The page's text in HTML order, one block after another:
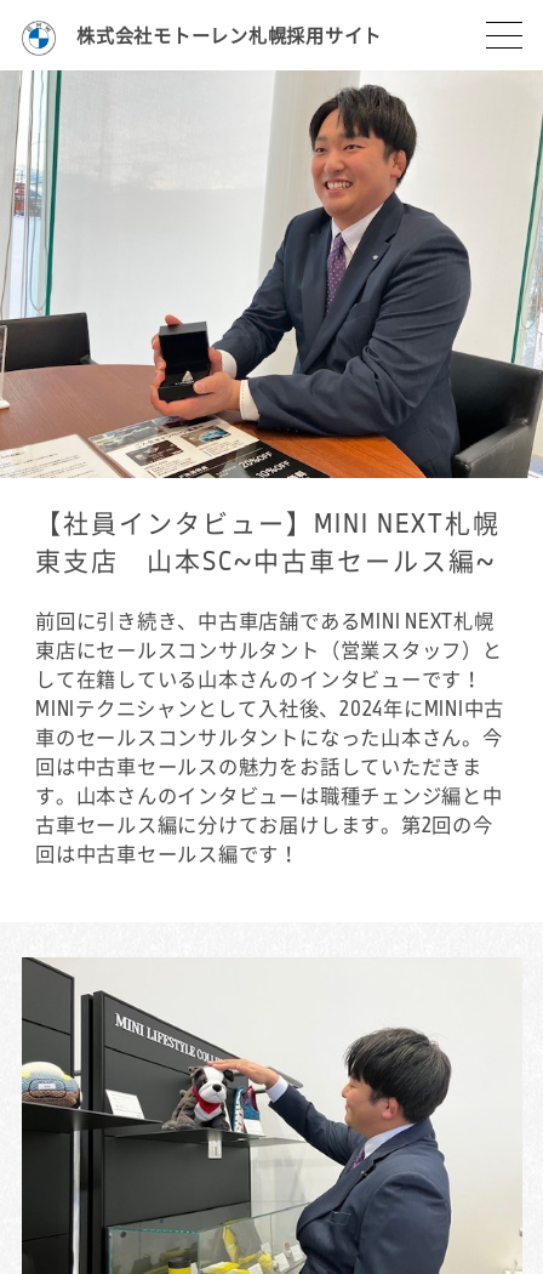
株式会社モトーレン札幌採用サイト
【社員インタビュー】MINI NEXT札幌
東支店 山本SC~中古車セールス編~
前回に引き続き、中古車店舗であるMINI NEXT札幌
東店にセールスコンサルタント（営業スタッフ）と
して在籍している山本さんのインタビューです！
MINIテクニシャンとして入社後、2024年にMINI中古
車のセールスコンサルタントになった山本さん。今
回は中古車セールスの魅力をお話していただきま
す。山本さんのインタビューは職種チェンジ編と中
古車セールス編に分けてお届けします。第2回の今
回は中古車セールス編です！